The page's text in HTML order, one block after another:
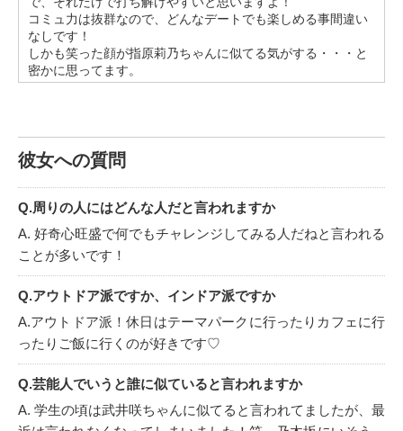
✿最後に
お仕事をしてますが、意外と平日でも時間があります
٩(ˊᗜˋ*)و
土日はもちろん、平日、イベントごとなどデートに誘って貰
えたらとっっても嬉しいです(✿˘艸˘✿)
お気軽にデートのお誘いお待ちしておりますଘ(੭ˊ꒳​ˋ)੭✧
コミュ力は抜群なので、どんなデートでも楽しめる事間違い
なしです！
しかも笑った顔が指原莉乃ちゃんに似てる気がする・・・と
密かに思ってます。
彼女への質問
Q.周りの人にはどんな人だと言われますか
A. 好奇心旺盛で何でもチャレンジしてみる人だねと言われる
ことが多いです！
Q.アウトドア派ですか、インドア派ですか
A.アウトドア派！休日はテーマパークに行ったりカフェに行
ったりご飯に行くのが好きです♡
Q.芸能人でいうと誰に似ていると言われますか
A. 学生の頃は武井咲ちゃんに似てると言われてましたが、最